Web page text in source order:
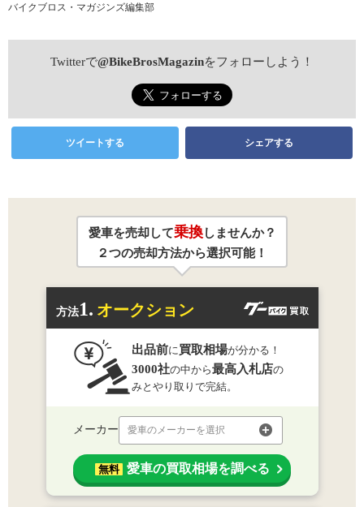
バイクブロス・マガジンズ編集部
Twitterで@BikeBrosMagazinをフォローしよう！
ツイートする シェアする
愛車を売却して乗換しませんか？
２つの売却方法から選択可能！
方法1. オークション
出品前に 買取相場が分かる！
3000社の中から最高入札店の
みとやり取りで完結。
メーカー 愛車のメーカーを選択
無料 愛車の買取相場を調べる